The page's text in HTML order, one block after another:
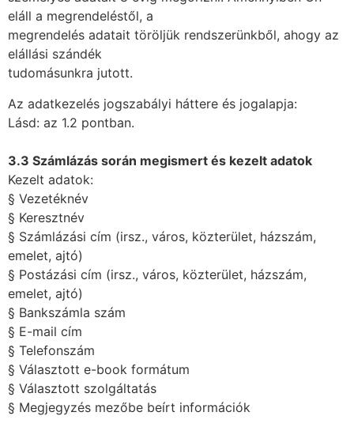
eláll a megrendeléstől, a
megrendelés adatait töröljük rendszerünkből, ahogy az
elállási szándék
tudomásunkra jutott.
Az adatkezelés jogszabályi háttere és jogalapja:
Lásd: az 1.2 pontban.
3.3 Számlázás során megismert és kezelt adatok
Kezelt adatok:
§ Vezetéknév
§ Keresztnév
§ Számlázási cím (irsz., város, közterület, házszám,
emelet, ajtó)
§ Postázási cím (irsz., város, közterület, házszám,
emelet, ajtó)
§ Bankszámla szám
§ E-mail cím
§ Telefonszám
§ Választott e-book formátum
§ Választott szolgáltatás
§ Megjegyzés mezőbe beírt információk